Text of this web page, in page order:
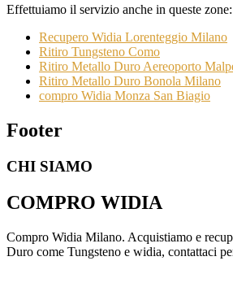
Effettuiamo il servizio anche in queste zone:
Recupero Widia Lorenteggio Milano
Ritiro Tungsteno Como
Ritiro Metallo Duro Aereoporto
Ritiro Metallo Duro Bonola Milano
compro Widia Monza San Biagio
Footer
CHI SIAMO
COMPRO WIDIA
Compro Widia Milano. Acquistiamo e
Duro come Tungsteno e widia, contattaci